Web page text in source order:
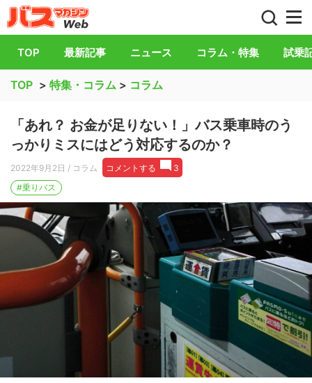
バス総合情報誌「バスマガジン」公式WEB
TOP 最新記事 ニュース コラム・特集 試乗
TOP > 特集・コラム > コラム
「あれ？ お金が足りない！」バス乗車時のう
っかりミスにはどう対応するのか？
2022年9月2日 / コラム コメントする
3
#乗りバス